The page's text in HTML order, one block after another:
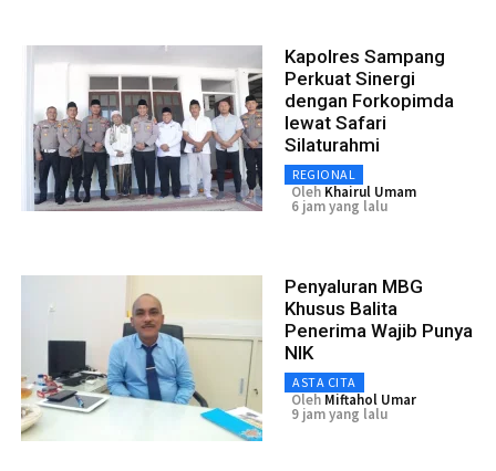
Kapolres Sampang
Perkuat Sinergi
dengan Forkopimda
lewat Safari
Silaturahmi
REGIONAL
Oleh Khairul Umam
6 jam yang lalu
Penyaluran MBG
Khusus Balita
Penerima Wajib Punya
NIK
ASTA CITA
Oleh Miftahol Umar
9 jam yang lalu